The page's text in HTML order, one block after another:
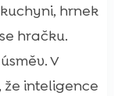
hrnek
hračku.
V
inteligence